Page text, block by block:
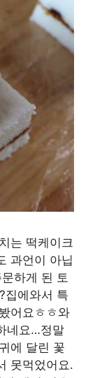
는 떡케이크
과언이 아닙
하게 된 토
집에와서 특
어요ㅎㅎ와
네요…정말
에 달린 꽃
못먹었어요.